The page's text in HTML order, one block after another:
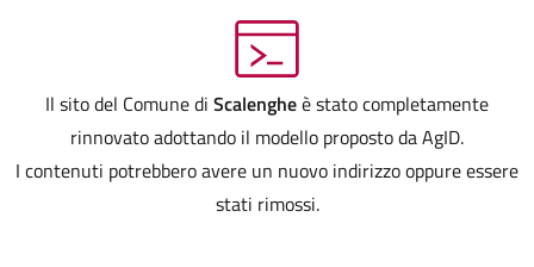
Il sito del Comune di Scalengheè stato completamente
rinnovato adottando il modello proposto da AgID.
I contenuti potrebbero avere un nuovo indirizzo oppure essere
stati rimossi.